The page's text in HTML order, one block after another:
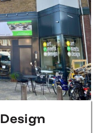
Design